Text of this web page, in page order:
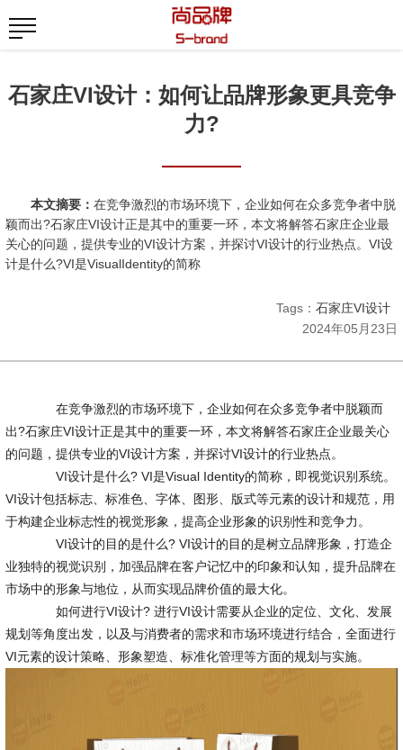
石家庄VI设计：如何让品牌形象更具竞争
力?
本文摘要： 在竞争激烈的市场环境下，企业如何在众多竞争者中脱
颖而出?石家庄VI设计正是其中的重要一环，本文将解答石家庄企业最
关心的问题，提供专业的VI设计方案，并探讨VI设计的行业热点。VI设
计是什么?VI是VisualIdentity的简称
Tags： 石家庄VI设计
2024年05月23日
在竞争激烈的市场环境下，企业如何在众多竞争者中脱颖而
出?石家庄VI设计正是其中的重要一环，本文将解答石家庄企业最关心
的问题，提供专业的VI设计方案，并探讨VI设计的行业热点。
VI设计是什么? VI是Visual Identity的简称，即视觉识别系统。
VI设计包括标志、标准色、字体、图形、版式等元素的设计和规范，用
于构建企业标志性的视觉形象，提高企业形象的识别性和竞争力。
VI设计的目的是什么? VI设计的目的是树立品牌形象，打造企
业独特的视觉识别，加强品牌在客户记忆中的印象和认知，提升品牌在
市场中的形象与地位，从而实现品牌价值的最大化。
如何进行VI设计? 进行VI设计需要从企业的定位、文化、发展
规划等角度出发，以及与消费者的需求和市场环境进行结合，全面进行
VI元素的设计策略、形象塑造、标准化管理等方面的规划与实施。